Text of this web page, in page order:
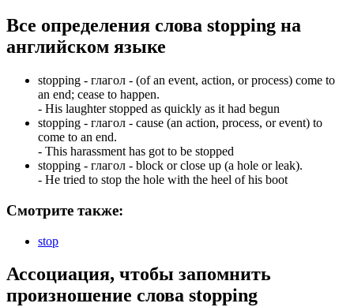
Все определения слова stopping на
английском языке
stopping - глагол - (of an event, action, or process) come to
an end; cease to happen.
- His laughter stopped as quickly as it had begun
stopping - глагол - cause (an action, process, or event) to
come to an end.
- This harassment has got to be stopped
stopping - глагол - block or close up (a hole or leak).
- He tried to stop the hole with the heel of his boot
Смотрите также:
stop
Ассоциация, чтобы запомнить
произношение слова stopping